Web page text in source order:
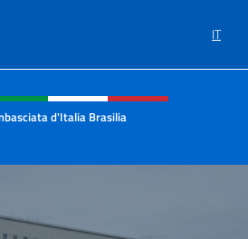
IT
social e menù
d'Italia Brasilia